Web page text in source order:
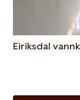
Eiriksdal